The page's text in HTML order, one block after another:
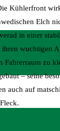
Kühlerfront
Elch
in einer
wuchtigen
Fahrerraum zu
– seine
auch auf